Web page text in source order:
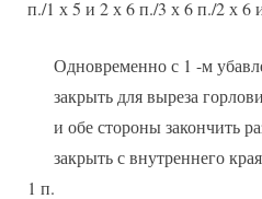
п./1 х 5 и 2 х 6 п./3 х 6 п./2 х 6
Одновременно с 1 -м
закрыть для выреза
и обе стороны закончить
закрыть с внутреннего
1 п.